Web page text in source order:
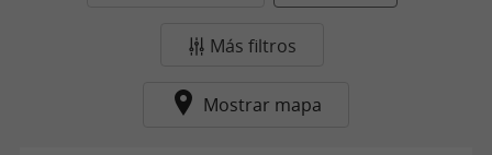
Más filtros
Mostrar mapa